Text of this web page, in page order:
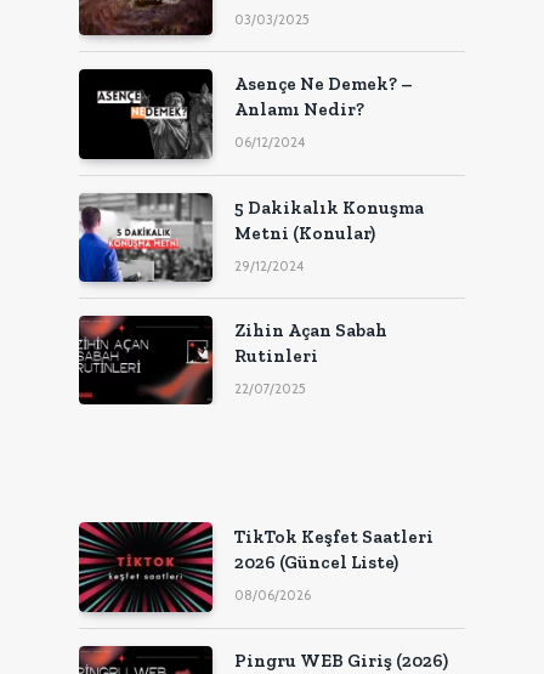
03/03/2025
Asençe Ne Demek? –
Anlamı Nedir?
06/12/2024
5 Dakikalık Konuşma
Metni (Konular)
29/12/2024
Zihin Açan Sabah
Rutinleri
22/07/2025
TikTok Keşfet Saatleri
2026 (Güncel Liste)
08/06/2026
Pingru WEB Giriş (2026)